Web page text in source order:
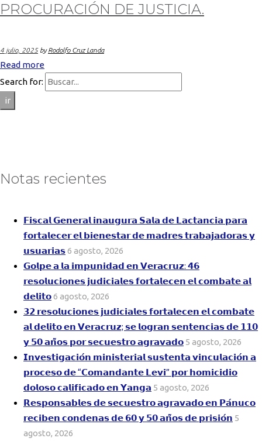
PROCURACIÓN DE JUSTICIA.
4 julio, 2025 byRodolfo Cruz Landa
Read more
Search for:
ir
Notas recientes
𝗙𝗶𝘀𝗰𝗮𝗹 𝗚𝗲𝗻𝗲𝗿𝗮𝗹 𝗶𝗻𝗮𝘂𝗴𝘂𝗿𝗮 𝗦𝗮𝗹𝗮 𝗱𝗲 𝗟𝗮𝗰𝘁𝗮𝗻𝗰𝗶𝗮 𝗽𝗮𝗿𝗮
𝗳𝗼𝗿𝘁𝗮𝗹𝗲𝗰𝗲𝗿 𝗲𝗹 𝗯𝗶𝗲𝗻𝗲𝘀𝘁𝗮𝗿 𝗱𝗲 𝗺𝗮𝗱𝗿𝗲𝘀 𝘁𝗿𝗮𝗯𝗮𝗷𝗮𝗱𝗼𝗿𝗮𝘀 𝘆
𝘂𝘀𝘂𝗮𝗿𝗶𝗮𝘀6 agosto, 2026
𝗚𝗼𝗹𝗽𝗲 𝗮 𝗹𝗮 𝗶𝗺𝗽𝘂𝗻𝗶𝗱𝗮𝗱 𝗲𝗻 𝗩𝗲𝗿𝗮𝗰𝗿𝘂𝘇: 𝟰𝟲
𝗿𝗲𝘀𝗼𝗹𝘂𝗰𝗶𝗼𝗻𝗲𝘀 𝗷𝘂𝗱𝗶𝗰𝗶𝗮𝗹𝗲𝘀 𝗳𝗼𝗿𝘁𝗮𝗹𝗲𝗰𝗲𝗻 𝗲𝗹 𝗰𝗼𝗺𝗯𝗮𝘁𝗲 𝗮𝗹
𝗱𝗲𝗹𝗶𝘁𝗼6 agosto, 2026
𝟯𝟮 𝗿𝗲𝘀𝗼𝗹𝘂𝗰𝗶𝗼𝗻𝗲𝘀 𝗷𝘂𝗱𝗶𝗰𝗶𝗮𝗹𝗲𝘀 𝗳𝗼𝗿𝘁𝗮𝗹𝗲𝗰𝗲𝗻 𝗲𝗹 𝗰𝗼𝗺𝗯𝗮𝘁𝗲
𝗮𝗹 𝗱𝗲𝗹𝗶𝘁𝗼 𝗲𝗻 𝗩𝗲𝗿𝗮𝗰𝗿𝘂𝘇; 𝘀𝗲 𝗹𝗼𝗴𝗿𝗮𝗻 𝘀𝗲𝗻𝘁𝗲𝗻𝗰𝗶𝗮𝘀 𝗱𝗲 𝟭𝟭𝟬
𝘆 𝟱𝟬 𝗮𝗻̃𝗼𝘀 𝗽𝗼𝗿 𝘀𝗲𝗰𝘂𝗲𝘀𝘁𝗿𝗼 𝗮𝗴𝗿𝗮𝘃𝗮𝗱𝗼 5 agosto, 2026
𝗜𝗻𝘃𝗲𝘀𝘁𝗶𝗴𝗮𝗰𝗶𝗼́𝗻 𝗺𝗶𝗻𝗶𝘀𝘁𝗲𝗿𝗶𝗮𝗹 𝘀𝘂𝘀𝘁𝗲𝗻𝘁𝗮 𝘃𝗶𝗻𝗰𝘂𝗹𝗮𝗰𝗶𝗼́𝗻 𝗮
𝗽𝗿𝗼𝗰𝗲𝘀𝗼 𝗱𝗲 “𝗖𝗼𝗺𝗮𝗻𝗱𝗮𝗻𝘁𝗲 𝗟𝗲𝘃𝗶” 𝗽𝗼𝗿 𝗵𝗼𝗺𝗶𝗰𝗶𝗱𝗶𝗼
𝗱𝗼𝗹𝗼𝘀𝗼 𝗰𝗮𝗹𝗶𝗳𝗶𝗰𝗮𝗱𝗼 𝗲𝗻 𝗬𝗮𝗻𝗴𝗮 5 agosto, 2026
𝗥𝗲𝘀𝗽𝗼𝗻𝘀𝗮𝗯𝗹𝗲𝘀 𝗱𝗲 𝘀𝗲𝗰𝘂𝗲𝘀𝘁𝗿𝗼 𝗮𝗴𝗿𝗮𝘃𝗮𝗱𝗼 𝗲𝗻 𝗣𝗮́𝗻𝘂𝗰𝗼
𝗿𝗲𝗰𝗶𝗯𝗲𝗻 𝗰𝗼𝗻𝗱𝗲𝗻𝗮𝘀 𝗱𝗲 𝟲𝟬 𝘆 𝟱𝟬 𝗮𝗻̃𝗼𝘀 𝗱𝗲 𝗽𝗿𝗶𝘀𝗶𝗼́𝗻 5
agosto, 2026